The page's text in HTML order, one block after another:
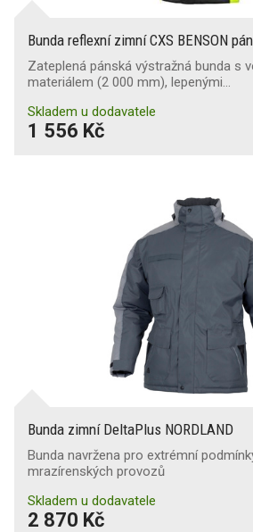
Bunda reflexní zimní CXS BENSON
Zateplená pánská výstražná bunda s
materiálem (2 000 mm), lepenými…
Skladem u dodavatele
1 556 Kč
Bunda zimní DeltaPlus NORDLAND
Bunda navržena pro extrémní
mrazírenských provozů
Skladem u dodavatele
2 870 Kč